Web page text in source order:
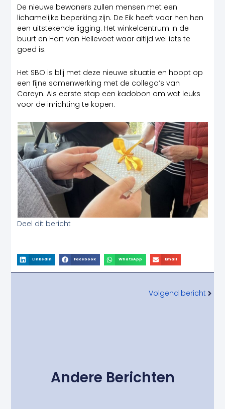
De nieuwe bewoners zullen mensen met een
lichamelijke beperking zijn. De Eik heeft voor hen hen
een uitstekende ligging. Het winkelcentrum in de
buurt en Hart van Hellevoet waar altijd wel iets te
goed is.
Het SBO is blij met deze nieuwe situatie en hoopt op
een fijne samenwerking met de collega’s van
Careyn. Als eerste stap een kadobon om wat leuks
voor de inrichting te kopen.
Deel dit bericht
LinkedIn Facebook WhatsApp Email
Volgend bericht
Andere Berichten